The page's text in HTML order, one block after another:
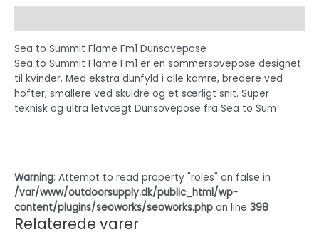
Sea to Summit Flame Fm1 Dunsovepose
Sea to Summit Flame Fm1 er en sommersovepose designet
til kvinder. Med ekstra dunfyld i alle kamre, bredere ved
hofter, smallere ved skuldre og et særligt snit. Super
teknisk og ultra letvægt Dunsovepose fra Sea to Sum
Warning: Attempt to read property "roles" on false in
/var/www/outdoorsupply.dk/public_html/wp-
content/plugins/seoworks/seoworks.php on line 398
Relaterede varer